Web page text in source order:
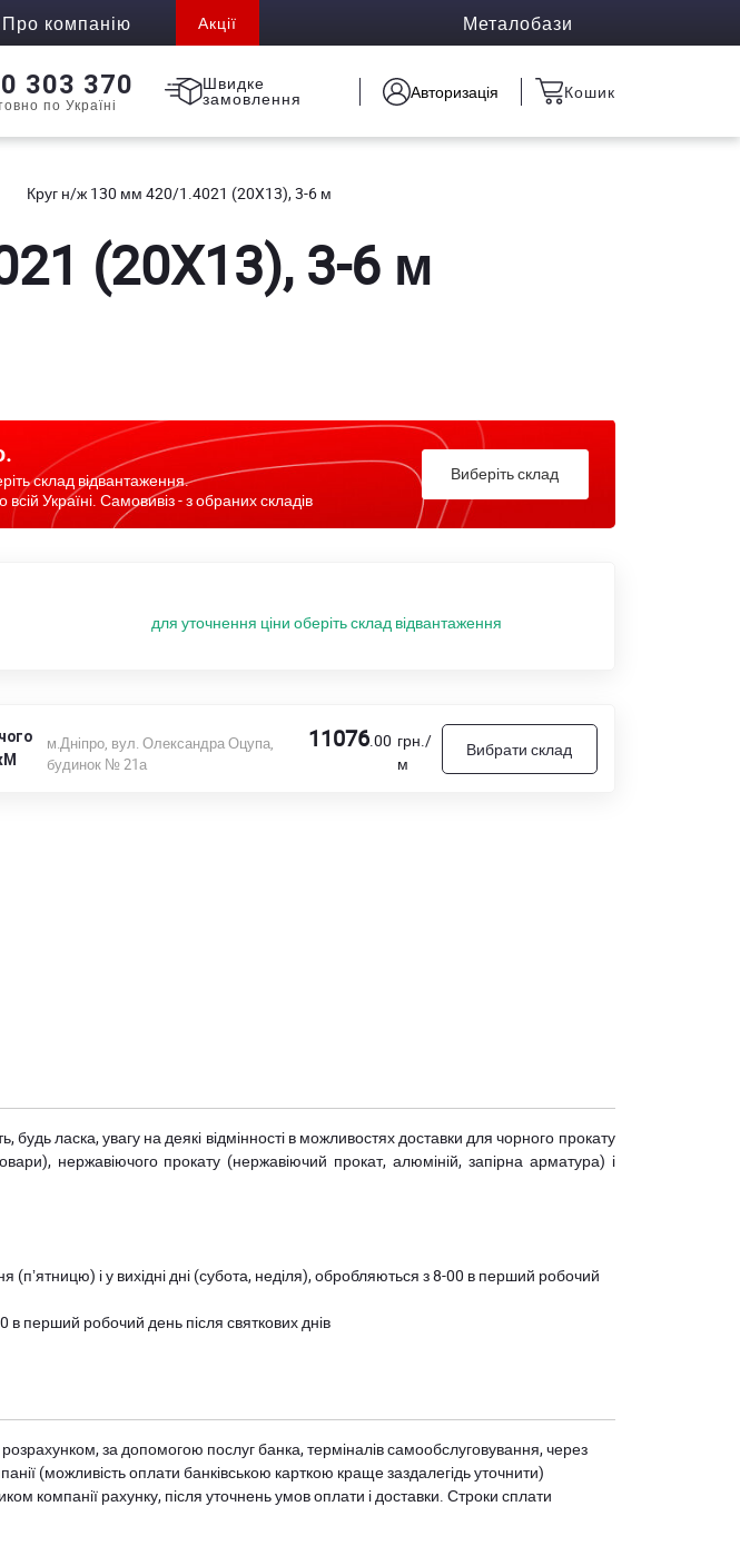
Про компанію Акції Металобази
303 370
по Україні
Швидке
замовлення Авторизація Кошик
Круг н/ж 130 мм 420/1.4021 (20X13), 3-6 м
(20X13), 3-6 м
склад відвантаження.
Україні. Самовивіз - з обраних складів
Виберіть склад
для уточнення ціни оберіть склад відвантаження
м.Дніпро, вул. Олександра Оцупа,
будинок № 21а
11076.00 грн./
м
Вибрати склад
ласка, увагу на деякі відмінності в можливостях доставки для чорного прокату
нержавіючого прокату (нержавіючий прокат, алюміній, запірна арматура) і
(пʼятницю) і у вихідні дні (субота, неділя), обробляються з 8-00 в перший робочий
в перший робочий день після святкових днів
за допомогою послуг банка, терміналів самообслуговування, через
(можливість оплати банківською карткою краще заздалегідь уточнити)
компанії рахунку, після уточнень умов оплати і доставки. Строки сплати